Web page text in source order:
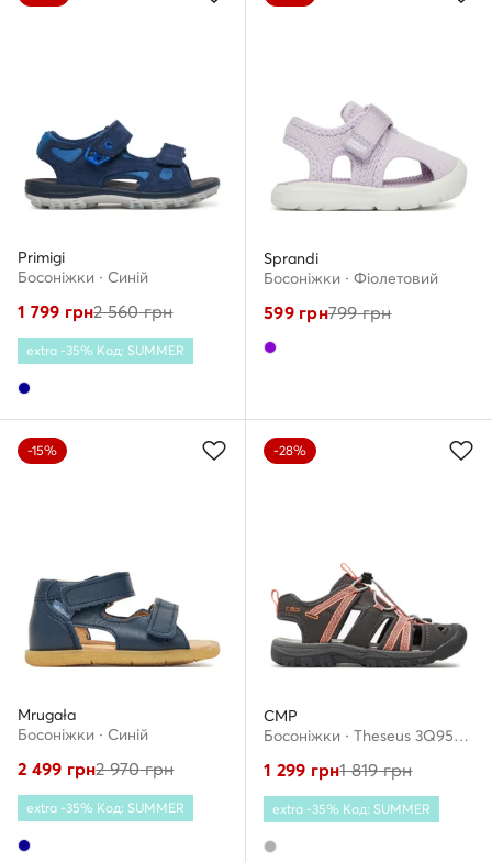
Primigi
Босоніжки · Cиній
1 799 грн2 560грн
extra -35% Код: SUMMER
Sprandi
Босоніжки · Фіолетовий
599грн799грн
-15%
Mrugała
Босоніжки · Cиній
2 499 грн2 970грн
extra -35% Код: SUMMER
-28%
CMP
Босоніжки · Theseus 3Q95884 · Сірий
1 299 грн1 819грн
extra -35% Код: SUMMER